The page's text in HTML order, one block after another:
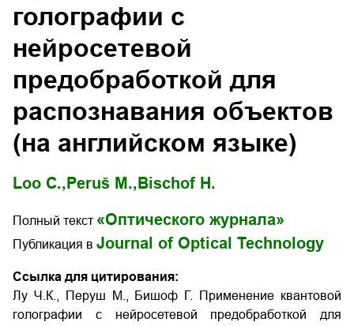
голографии с
нейросетевой
предобработкой для
распознавания объектов
(на английском языке)
Loo C., Peruš M., Bischof H.
Полный текст «Оптического журнала»
Публикация в Journal of Optical Technology
Ссылка для цитирования:
Лу Ч.К., Перуш М., Бишоф Г. Применение квантовой
голографии с нейросетевой предобработкой для